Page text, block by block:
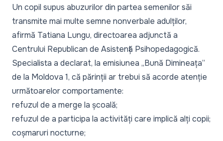
Un copil supus abuzurilor din partea semenilor săi
transmite mai multe semne nonverbale adulților,
afirmă Tatiana Lungu, directoarea adjunctă a
Centrului Republican de Asistență Psihopedagogică.
Specialista a declarat, la emisiunea „Bună Dimineața”
de la Moldova 1, că părinții ar trebui să acorde atenție
următoarelor comportamente:
refuzul de a merge la școală;
refuzul de a participa la activități care implică alți copii;
coșmaruri nocturne;